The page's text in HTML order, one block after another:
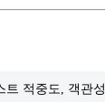
적중도, 객관